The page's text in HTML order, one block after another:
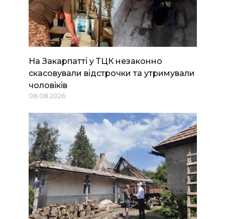
На Закарпатті у ТЦК незаконно
скасовували відстрочки та утримували
чоловіків
08.08.2026